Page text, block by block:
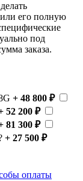
его полную
под
заказа.
+ 48 800 ₽
52 200 ₽
81 300 ₽
+ 27 500 ₽
оплаты